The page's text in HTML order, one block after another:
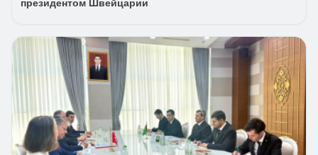
президентом Швейцарии